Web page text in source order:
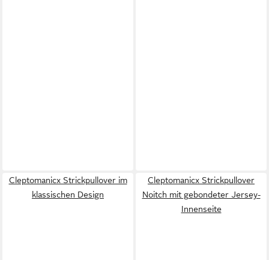
Cleptomanicx Strickpullover im
klassischen Design
Cleptomanicx Strickpullover
Noitch mit gebondeter Jersey-
Innenseite